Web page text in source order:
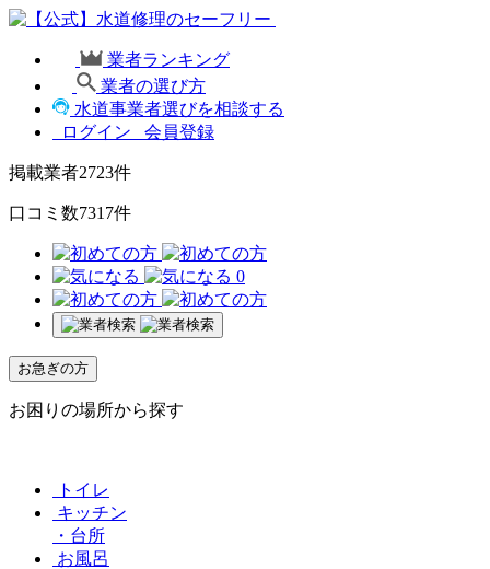
業者ランキング
業者の選び方
水道事業者選びを相談する
ログイン
会員登録
掲載業者2723件
口コミ数7317件
0
お急ぎの方
お困りの場所から探す
トイレ
キッチン
・台所
お風呂